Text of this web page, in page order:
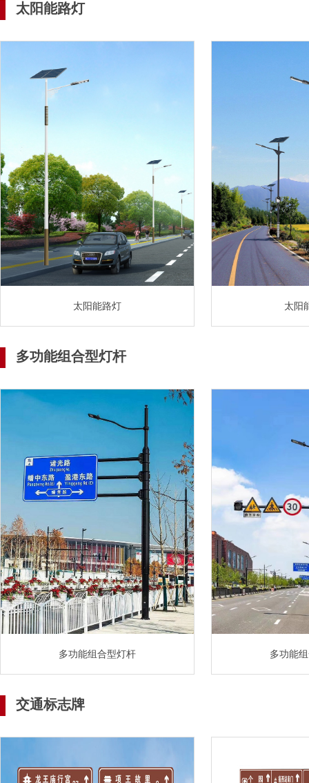
太阳能路灯
太阳能路灯 太阳
多功能组合型灯杆
多功能组合型灯杆 多功能
交通标志牌